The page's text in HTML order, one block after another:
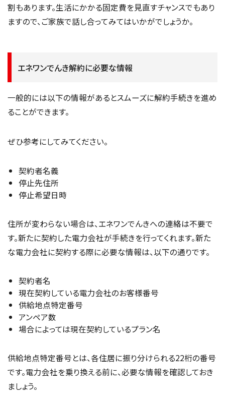
割もあります。生活にかかる固定費を見直すチャンスでもあり
ますので、ご家族で話し合ってみてはいかがでしょうか。
エネワンでんき解約に必要な情報
一般的には以下の情報があるとスムーズに解約手続きを進め
ることができます。
ぜひ参考にしてみてください。
契約者名義
停止先住所
停止希望日時
住所が変わらない場合は、エネワンでんきへの連絡は不要で
す。新たに契約した電力会社が手続きを行ってくれます。新た
な電力会社に契約する際に必要な情報は、以下の通りです。
契約者名
現在契約している電力会社のお客様番号
供給地点特定番号
アンペア数
場合によっては現在契約しているプラン名
供給地点特定番号とは、各住居に振り分けられる22桁の番号
です。電力会社を乗り換える前に、必要な情報を確認しておき
ましょう。